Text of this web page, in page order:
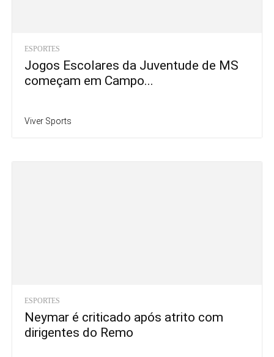
ESPORTES
Jogos Escolares da Juventude de MS
começam em Campo...
Viver Sports
ESPORTES
Neymar é criticado após atrito com
dirigentes do Remo